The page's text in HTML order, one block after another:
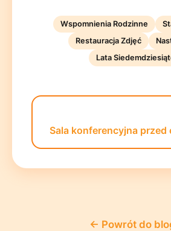
Wspomnienia Rodzinne
Restauracja Zdjęć
Lata
Sala konferencyjna przed
← Powrót do